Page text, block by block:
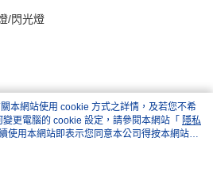
/閃光燈
本網站使用 cookie 方式之詳情，及若您不希
更電腦的 cookie 設定，請參閱本網站「 隱私
使用本網站即表示您同意本公司得按本網站使
。